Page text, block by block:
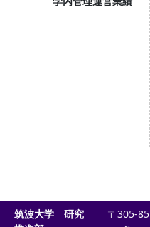
筑波大学 研究
〒305-